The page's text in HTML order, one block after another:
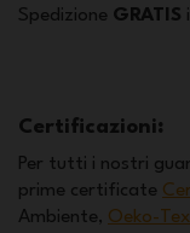
Spedizione GRATIS
Certificazioni:
Per tutti i nostri
prime certificate
Ambiente, Oeko-